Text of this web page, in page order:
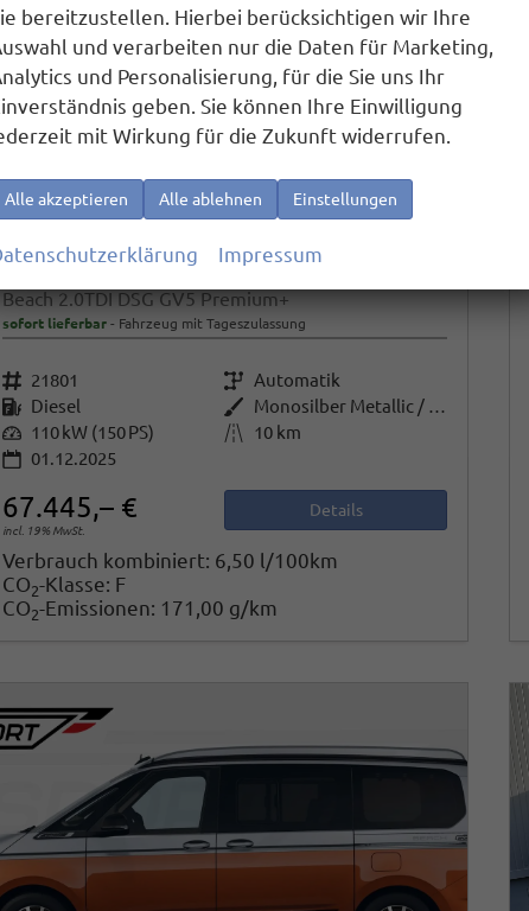
Beach 2.0TDI DSG GV5 Premium+
sofort lieferbar Fahrzeug mit Tageszulassung
Fahrzeugnr. 21801 GetriebeAutomatik
Kraftstoff Diesel Außenfarbe
Monosilber Metallic / Energetic Orange Metallic
Leistung 110 kW (150 PS) Kilometerstand
10 km
01.12.2025
67.445,– €
incl. 19% MwSt.
Details
Verbrauch kombiniert: 6,50 l/100km
CO2-Klasse: F
CO2-Emissionen: 171,00 g/km
bereitzustellen. Hierbei berücksichtigen wir Ihre
und verarbeiten nur die Daten für Marketing,
und Personalisierung, für die Sie uns Ihr
geben. Sie können Ihre Einwilligung
mit Wirkung für die Zukunft widerrufen.
Alle akzeptieren Alle ablehnen Einstellungen
Impressum